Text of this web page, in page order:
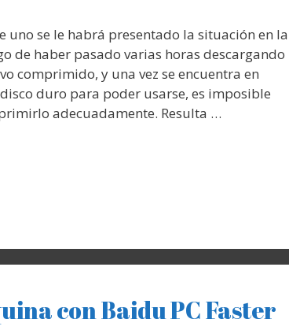
uno se le habrá presentado la situación en la
de haber pasado varias horas descargando
comprimido, y una vez se encuentra en
duro para poder usarse, es imposible
adecuadamente. Resulta …
con Baidu PC Faster